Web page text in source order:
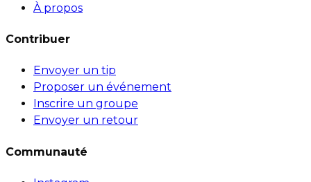
À propos
Contribuer
Envoyer un tip
Proposer un événement
Inscrire un groupe
Envoyer un retour
Communauté